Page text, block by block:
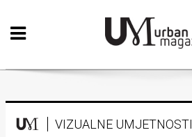
Početna
Vizualne
Teatar VIZUALNE UMJETNOSTI